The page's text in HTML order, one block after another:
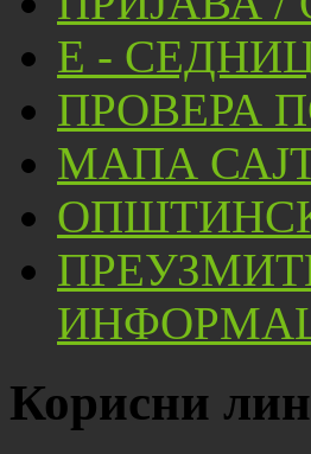
Е -
ПРОВЕРА
МАПА
Корисни